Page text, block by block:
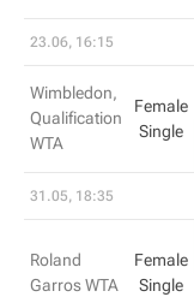
23.06, 16:15
Wimbledon,
Qualification
WTA
Female
Single
31.05, 18:35
Roland
Garros WTA
Female
Single